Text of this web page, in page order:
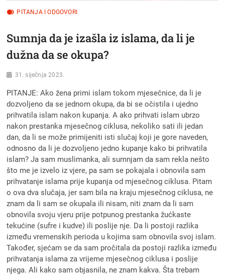
PITANJA I ODGOVORI
Sumnja da je izašla iz islama, da li je
dužna da se okupa?
31. siječnja 2023.
PITANJE: Ako žena primi islam tokom mjesečnice, da li je
dozvoljeno da se jednom okupa, da bi se očistila i ujedno
prihvatila islam nakon kupanja. A ako prihvati islam ubrzo
nakon prestanka mjesečnog ciklusa, nekoliko sati ili jedan
dan, da li se može primijeniti isti slučaj koji je gore naveden,
odnosno da li je dozvoljeno jedno kupanje kako bi prihvatila
islam? Ja sam muslimanka, ali sumnjam da sam rekla nešto
što me je izvelo iz vjere, pa sam se pokajala i obnovila sam
prihvatanje islama prije kupanja od mjesečnog ciklusa. Pitam
o ova dva slučaja, jer sam bila na kraju mjesečnog ciklusa, ne
znam da li sam se okupala ili nisam, niti znam da li sam
obnovila svoju vjeru prije potpunog prestanka žućkaste
tekućine (sufre i kudve) ili poslije nje. Da li postoji razlika
između vremenskih perioda u kojima sam obnovila svoj islam.
Također, sjećam se da sam pročitala da postoji razlika između
prihvatanja islama za vrijeme mjesečnog ciklusa i poslije
njega. Ali kako sam objasnila, ne znam kakva. Šta trebam